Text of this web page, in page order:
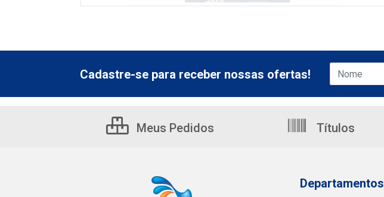
Cadastre-se para receber nossas ofertas!
Meus Pedidos Títulos
Departamentos